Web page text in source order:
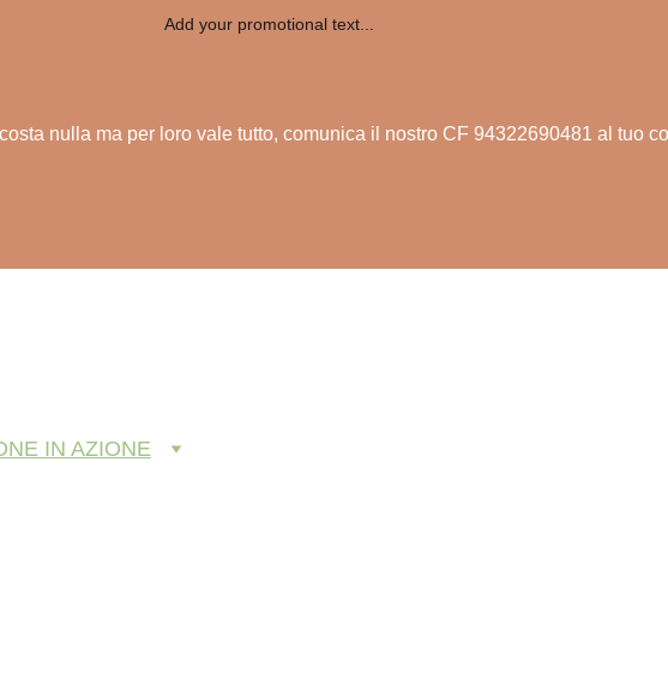
Add your promotional text...
IN AZIONE
nulla ma per loro vale tutto, comunica il nostro CF 94322690481 al tuo